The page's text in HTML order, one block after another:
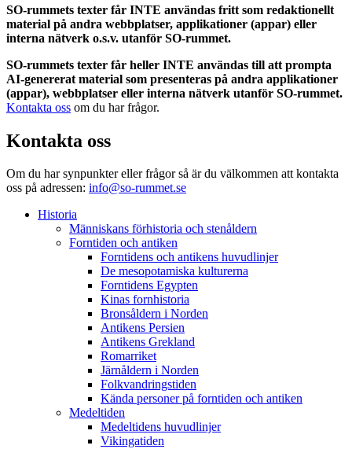
SO-rummets texter får INTE användas fritt som redaktionellt
material på andra webbplatser, applikationer (appar) eller
interna nätverk o.s.v. utanför SO-rummet.
SO-rummets texter får heller INTE användas till att prompta
AI-genererat material som presenteras på andra applikationer
(appar), webbplatser eller interna nätverk utanför SO-rummet.
Kontakta oss om du har frågor.
Kontakta oss
Om du har synpunkter eller frågor så är du välkommen att kontakta
oss på adressen: info@so-rummet.se
Historia
Människans förhistoria och stenåldern
Forntiden och antiken
Forntidens och antikens huvudlinjer
De mesopotamiska kulturerna
Forntidens Egypten
Kinas fornhistoria
Bronsåldern i Norden
Antikens Persien
Antikens Grekland
Romarriket
Järnåldern i Norden
Folkvandringstiden
Kända personer på forntiden och antiken
Medeltiden
Medeltidens huvudlinjer
Vikingatiden